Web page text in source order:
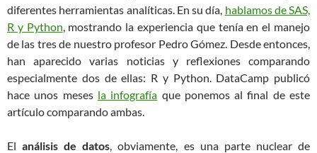
diferentes herramientas analíticas. En su día, hablamos de SAS,
R y Python, mostrando la experiencia que tenía en el manejo
de las tres de nuestro profesor Pedro Gómez. Desde entonces,
han aparecido varias noticias y reflexiones comparando
especialmente dos de ellas: R y Python. DataCamp publicó
hace unos meses la infografía que ponemos al final de este
artículo comparando ambas.
Elanálisis de datos, obviamente, es una parte nuclear de